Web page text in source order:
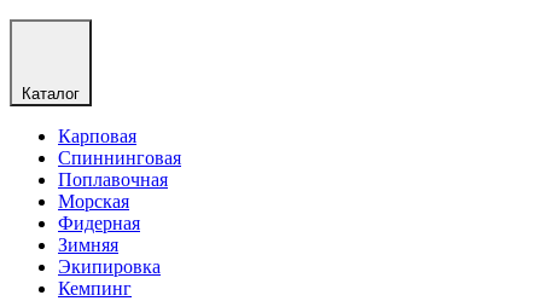
Каталог
Карповая
Спиннинговая
Поплавочная
Морская
Фидерная
Зимняя
Экипировка
Кемпинг